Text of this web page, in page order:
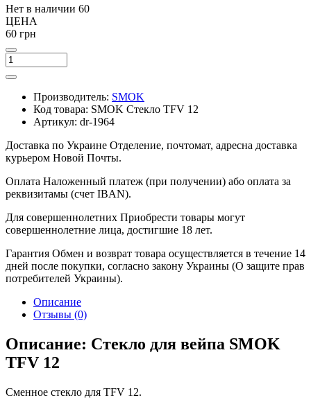
Нет в наличии 60
ЦЕНА
60 грн
Производитель: SMOK
Код товара: SMOK Стекло TFV 12
Артикул: dr-1964
Доставка по Украине Отделение, почтомат, адресна доставка
курьером Новой Почты.
Оплата Наложенный платеж (при получении) або оплата за
реквизитамы (счет IBAN).
Для совершеннолетних Приобрести товары могут
совершеннолетние лица, достигшие 18 лет.
Гарантия Обмен и возврат товара осуществляется в течение 14
дней после покупки, согласно закону Украины (О защите прав
потребителей Украины).
Описание
Отзывы (0)
Описание: Стекло для вейпа SMOK
TFV 12
Сменное стекло для TFV 12.